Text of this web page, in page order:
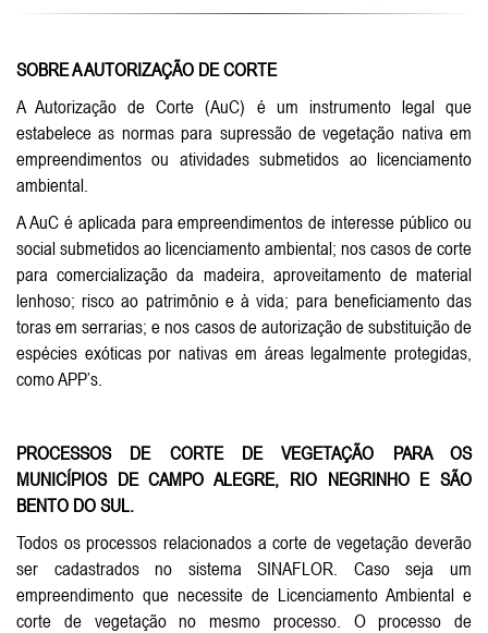
SOBRE A AUTORIZAÇÃO DE CORTE
A Autorização de Corte (AuC) é um instrumento legal que
estabelece as normas para supressão de vegetação nativa em
empreendimentos ou atividades submetidos ao licenciamento
ambiental.
A AuC é aplicada para empreendimentos de interesse público ou
social submetidos ao licenciamento ambiental; nos casos de corte
para comercialização da madeira, aproveitamento de material
lenhoso; risco ao patrimônio e à vida; para beneficiamento das
toras em serrarias; e nos casos de autorização de substituição de
espécies exóticas por nativas em áreas legalmente protegidas,
como APP’s.
PROCESSOS DE CORTE DE VEGETAÇÃO PARA OS
MUNICÍPIOS DE CAMPO ALEGRE, RIO NEGRINHO E SÃO
BENTO DO SUL.
Todos os processos relacionados a corte de vegetação deverão
ser cadastrados no sistema SINAFLOR. Caso seja um
empreendimento que necessite de Licenciamento Ambiental e
corte de vegetação no mesmo processo. O processo de